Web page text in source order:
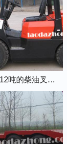
镇康县3吨-12吨的柴油叉车出租